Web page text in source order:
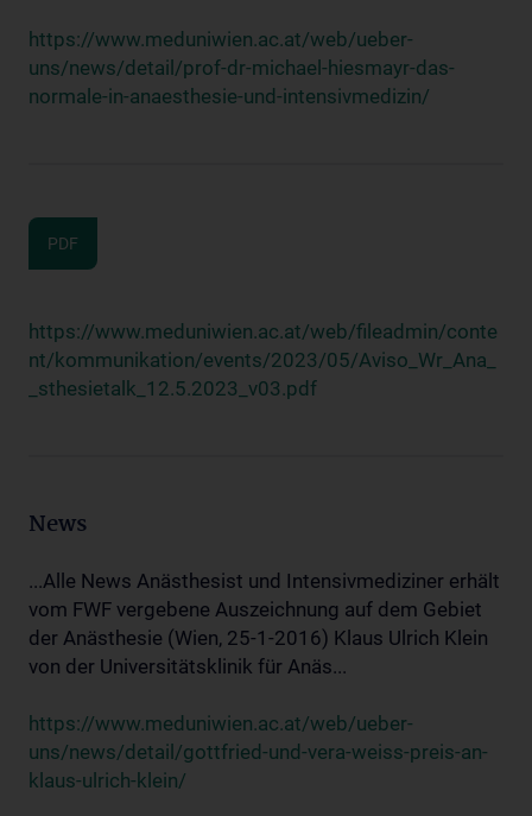
https://www.meduniwien.ac.at/web/ueber-
uns/news/detail/prof-dr-michael-hiesmayr-das-
normale-in-anaesthesie-und-intensivmedizin/
PDF
https://www.meduniwien.ac.at/web/fileadmin/conte
nt/kommunikation/events/2023/05/Aviso_Wr_Ana_
_sthesietalk_12.5.2023_v03.pdf
News
...Alle News Anästhesist und Intensivmediziner erhält
vom FWF vergebene Auszeichnung auf dem Gebiet
der Anästhesie (Wien, 25-1-2016) Klaus Ulrich Klein
von der Universitätsklinik für Anäs...
https://www.meduniwien.ac.at/web/ueber-
uns/news/detail/gottfried-und-vera-weiss-preis-an-
klaus-ulrich-klein/